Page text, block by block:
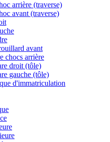
arrière (traverse)
avant (traverse)
avant
chocs arrière
droit (tôle)
gauche (tôle)
d'immatriculation